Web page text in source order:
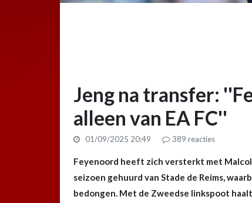
Jeng na transfer:
alleen van EA FC''
01/09/2025 20:49 389 reacties
Feyenoord heeft zich versterkt met
seizoen gehuurd van Stade de Reims,
bedongen. Met de Zweedse linkspoot